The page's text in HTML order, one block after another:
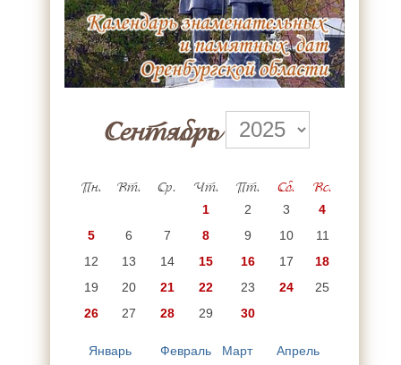
Сентябрь
Пн. Вт. Ср. Чт. Пт. Сб. Вс.
1 2 3
4
5
6 7 8 9 10
11
12
13 14 15 16 17
18
19
20 21 22 23 24
25
26
27 28 29 30
Январь Февраль Март
Апрель